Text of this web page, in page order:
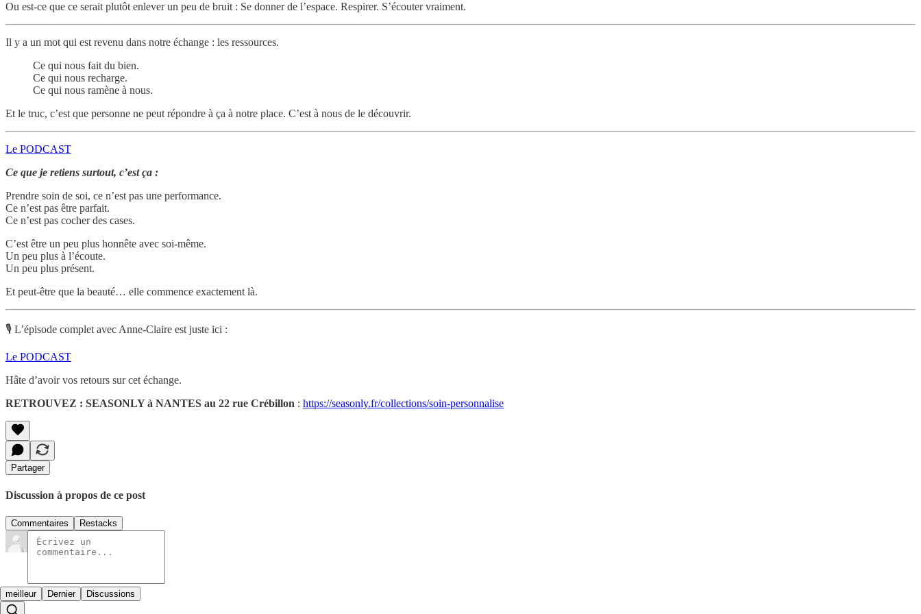
Ou est-ce que ce serait plutôt enlever un peu de bruit : Se donner de l’espace. Respirer. S’écouter vraiment.
Il y a un mot qui est revenu dans notre échange : les ressources.
Ce qui nous fait du bien.
Ce qui nous recharge.
Ce qui nous ramène à nous.
Et le truc, c’est que personne ne peut répondre à ça à notre place. C’est à nous de le découvrir.
Le PODCAST
Ce que je retiens surtout, c’est ça :
Prendre soin de soi, ce n’est pas une performance.
Ce n’est pas être parfait.
Ce n’est pas cocher des cases.
C’est être un peu plus honnête avec soi-même.
Un peu plus à l’écoute.
Un peu plus présent.
Et peut-être que la beauté… elle commence exactement là.
🎙️ L’épisode complet avec Anne-Claire est juste ici :
Le PODCAST
Hâte d’avoir vos retours sur cet échange.
RETROUVEZ : SEASONLY à NANTES au 22 rue Crébillon : https://seasonly.fr/collections/soin-personnalise
Partager
Discussion à propos de ce post
Commentaires Restacks
meilleur Dernier Discussions